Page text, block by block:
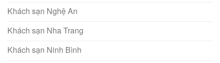
Khách sạn Nghệ An
Khách sạn Nha Trang
Khách sạn Ninh Bình